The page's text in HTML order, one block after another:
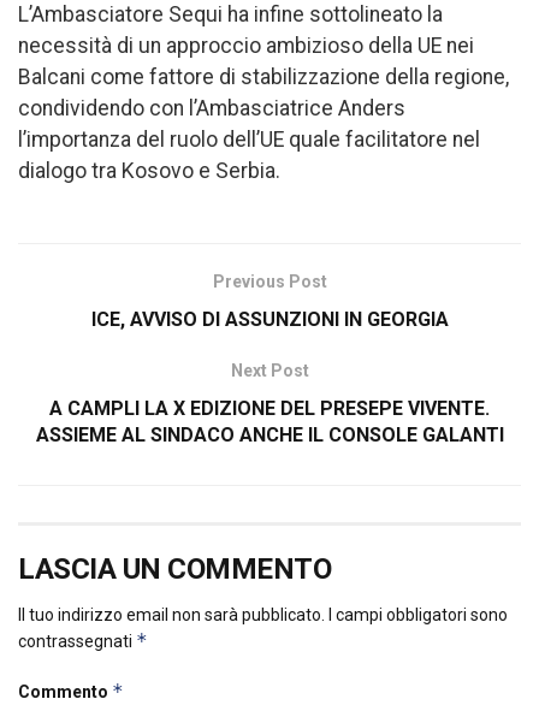
L’Ambasciatore Sequi ha infine sottolineato la
necessità di un approccio ambizioso della UE nei
Balcani come fattore di stabilizzazione della regione,
condividendo con l’Ambasciatrice Anders
l’importanza del ruolo dell’UE quale facilitatore nel
dialogo tra Kosovo e Serbia.
Previous Post
ICE, AVVISO DI ASSUNZIONI IN GEORGIA
Next Post
A CAMPLI LA X EDIZIONE DEL PRESEPE VIVENTE.
ASSIEME AL SINDACO ANCHE IL CONSOLE GALANTI
LASCIA UN COMMENTO
Il tuo indirizzo email non sarà pubblicato.
I campi obbligatori sono
contrassegnati *
Commento *